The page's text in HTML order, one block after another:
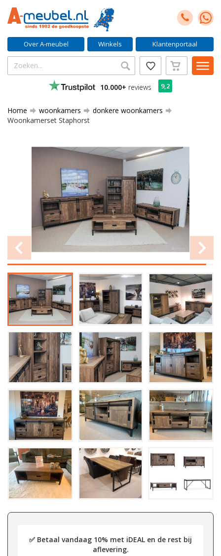
Over A-meubel Winkels Klantenportaal
10.000+ reviews 9,2
Home woonkamers
donkere woonkamers
Woonkamerset Staphorst
✅ Betaal vandaag 10% met iDEAL en de rest bij
aflevering.